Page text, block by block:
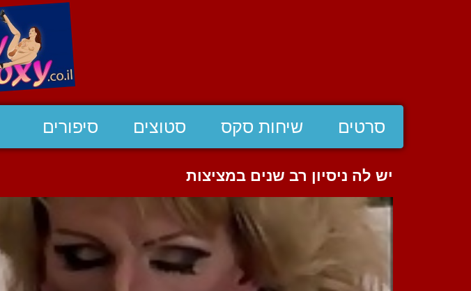
סרטים שיחות סקס סטוצים סיפורים
יש לה ניסיון רב שנים במציצות